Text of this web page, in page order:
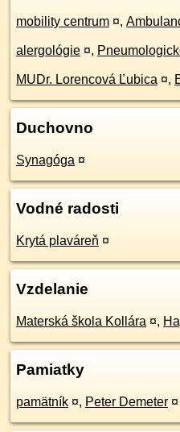
mobility centrum ¤,
alergológie ¤,
MUDr. Lorencová Ľubica ¤,
Duchovno
Synagóga ¤
Vodné radosti
Krytá plaváreň ¤
Vzdelanie
Materská škola Kollára ¤,
Pamiatky
pamätník ¤, Peter Demeter ¤